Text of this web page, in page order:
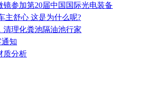
镜参加第20届中国国际光电装备
主舒心 这是为什么呢?
清理化粪池隔油池行家
通知
质分析